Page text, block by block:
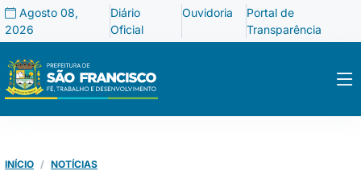
Agosto 08,
2026
Diário
Oficial
Ouvidoria
Portal de
Transparência
INÍCIO
NOTÍCIAS